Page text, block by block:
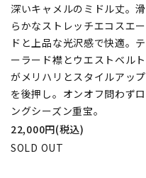
深いキャメルのミドル丈。滑
らかなストレッチエコスエー
ドと上品な光沢感で快適。テ
ーラード襟とウエストベルト
がメリハリとスタイルアップ
を後押し。オンオフ問わずロ
ングシーズン重宝。
22,000円(税込)
SOLD OUT